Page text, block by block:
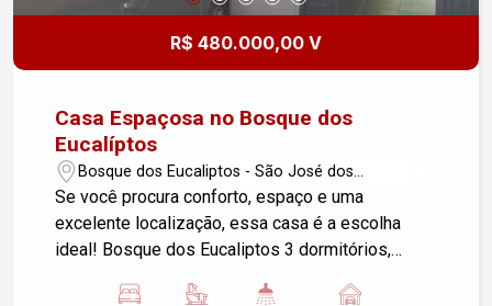
R$ 480.000,00 V
Casa Espaçosa no Bosque dos
Eucalíptos
Bosque dos Eucaliptos - São José dos
Campos/SP
Se você procura conforto, espaço e uma
excelente localização, essa casa é a escolha
ideal! Bosque dos Eucaliptos 3 dormitórios,